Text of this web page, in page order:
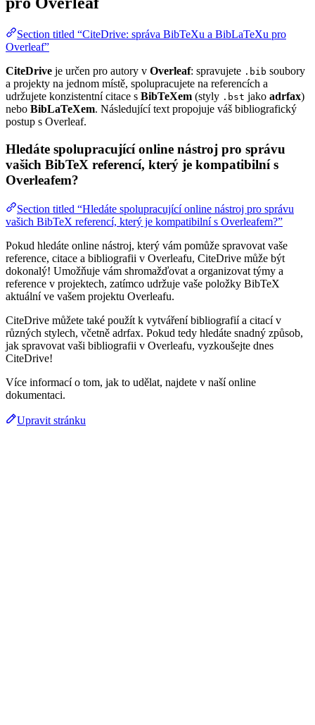
Section titled “CiteDrive: správa BibTeXu a BibLaTeXu pro
Overleaf”
CiteDrive je určen pro autory v Overleaf: spravujete .bib soubory
a projekty na jednom místě, spolupracujete na referencích a
udržujete konzistentní citace s BibTeXem (styly .bst jako adrfax)
nebo BibLaTeXem. Následující text propojuje váš bibliografický
postup s Overleaf.
Hledáte spolupracující online nástroj pro správu
vašich BibTeX referencí, který je kompatibilní s
Overleafem?
Section titled “Hledáte spolupracující online nástroj pro správu
vašich BibTeX referencí, který je kompatibilní s Overleafem?”
Pokud hledáte online nástroj, který vám pomůže spravovat vaše
reference, citace a bibliografii v Overleafu, CiteDrive může být
dokonalý! Umožňuje vám shromažďovat a organizovat týmy a
reference v projektech, zatímco udržuje vaše položky BibTeX
aktuální ve vašem projektu Overleafu.
CiteDrive můžete také použít k vytváření bibliografií a citací v
různých stylech, včetně adrfax. Pokud tedy hledáte snadný způsob,
jak spravovat vaši bibliografii v Overleafu, vyzkoušejte dnes
CiteDrive!
Více informací o tom, jak to udělat, najdete v naší online
dokumentaci.
Upravit stránku